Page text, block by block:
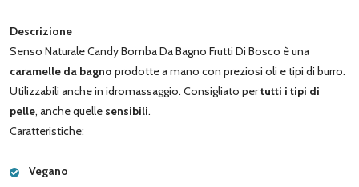
Descrizione
Senso Naturale Candy Bomba Da Bagno Frutti Di Bosco è una
caramelle da bagno prodotte a mano con preziosi oli e tipi di burro.
Utilizzabili anche in idromassaggio. Consigliato pertutti i tipi di
pelle, anche quelle sensibili.
Caratteristiche:
Vegano